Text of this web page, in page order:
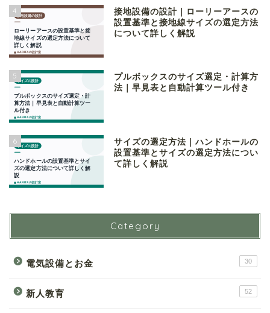
4
接地設備の設計｜ローリーアースの
設置基準と接地線サイズの選定方法
について詳しく解説
5
プルボックスのサイズ選定・計算方
法｜早見表と自動計算ツール付き
6
サイズの選定方法｜ハンドホールの
設置基準とサイズの選定方法につい
て詳しく解説
Category
電気設備とお金 30
新人教育 52